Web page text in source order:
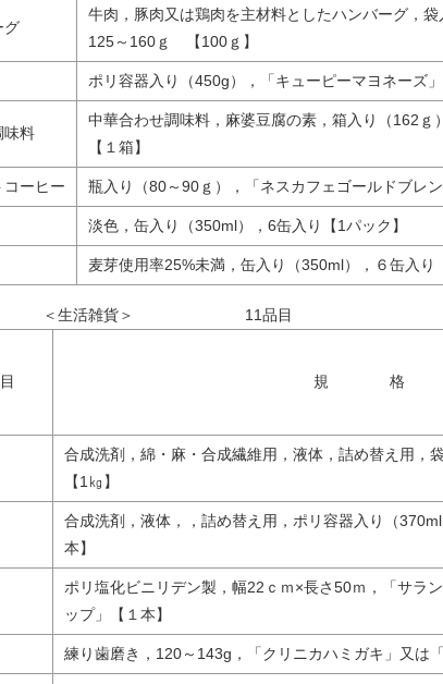
グ
牛肉，豚肉又は鶏肉を主材料としたハンバーグ，
125～160ｇ 【100ｇ】
ポリ容器入り（450g），「キューピーマヨネーズ
味料
中華合わせ調味料，麻婆豆腐の素，箱入り（162
【１箱】
コーヒー 瓶入り（80～90ｇ），「ネスカフェゴールドブレ
淡色，缶入り（350ml），6缶入り【1パック】
麦芽使用率25%未満，缶入り（350ml），６缶入り
数 ＜生活雑貨＞ 11品目
規 格
合成洗剤，綿・麻・合成繊維用，液体，詰め替え用，
【1㎏】
合成洗剤，液体，，詰め替え用，ポリ容器入り（
本】
ポリ塩化ビニリデン製，幅22ｃｍ×長さ50ｍ，「サラ
ップ」【１本】
練り歯磨き，120～143g，「クリニカハミガキ」又は